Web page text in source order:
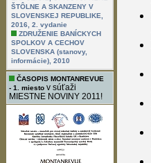
ŠTÔLNE A SKANZENY V
SLOVENSKEJ REPUBLIKE,
2016, 2. vydanie
ZDRUŽENIE BANÍCKYCH
SPOLKOV A CECHOV
SLOVENSKA (stanovy,
informácie), 2010
ČASOPIS MONTANREVUE
- 1. miesto v súťaži
MIESTNE NOVINY 2011!